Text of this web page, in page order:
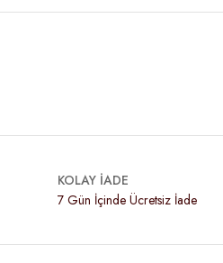
KOLAY İADE
7 Gün İçinde Ücretsiz İade